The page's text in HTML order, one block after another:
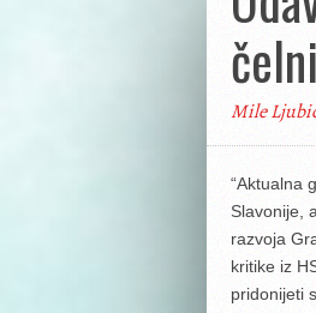
Mile
“Aktualna
Slavonije,
razvoja
kritike iz
pridonijeti